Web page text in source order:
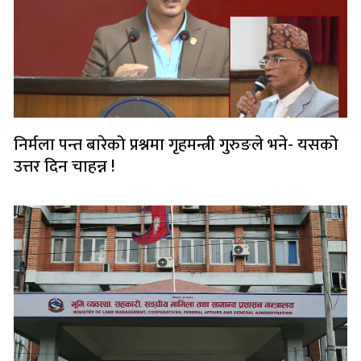
निर्मला पन्त बारेको प्रश्नमा गृहमन्त्री गुरुङले भने- यसको
उत्तर दिन चाहन्न !